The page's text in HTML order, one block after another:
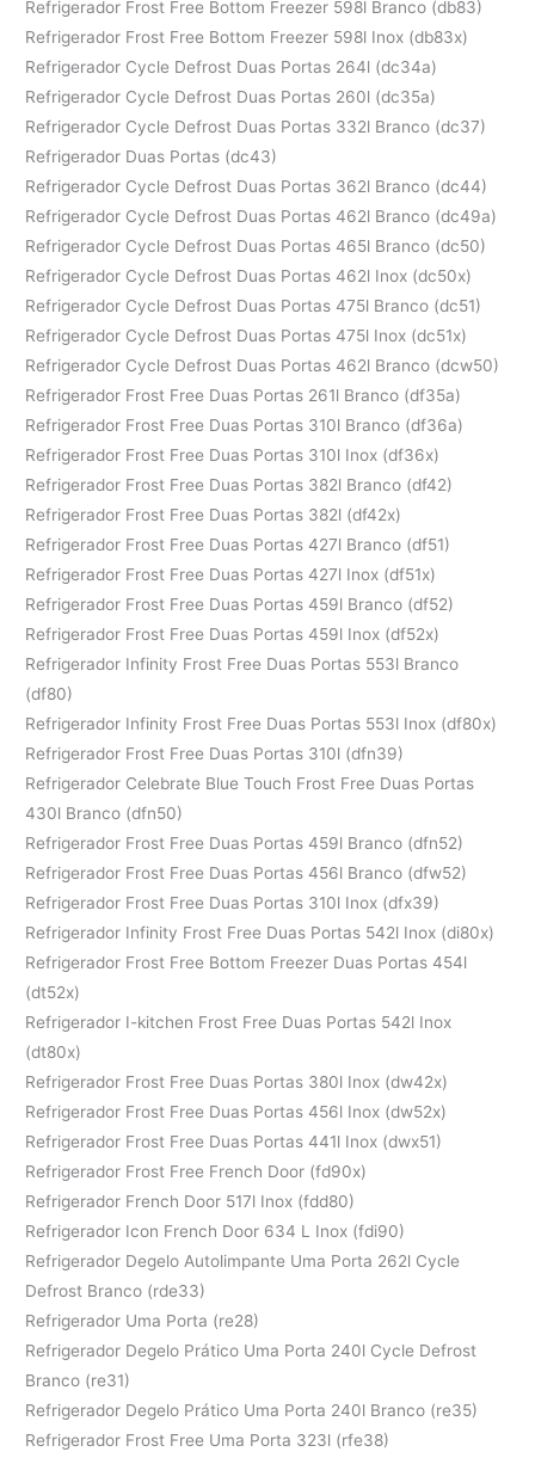
Refrigerador Frost Free Bottom Freezer 598l Branco (db83)
Refrigerador Frost Free Bottom Freezer 598l Inox (db83x)
Refrigerador Cycle Defrost Duas Portas 264l (dc34a)
Refrigerador Cycle Defrost Duas Portas 260l (dc35a)
Refrigerador Cycle Defrost Duas Portas 332l Branco (dc37)
Refrigerador Duas Portas (dc43)
Refrigerador Cycle Defrost Duas Portas 362l Branco (dc44)
Refrigerador Cycle Defrost Duas Portas 462l Branco (dc49a)
Refrigerador Cycle Defrost Duas Portas 465l Branco (dc50)
Refrigerador Cycle Defrost Duas Portas 462l Inox (dc50x)
Refrigerador Cycle Defrost Duas Portas 475l Branco (dc51)
Refrigerador Cycle Defrost Duas Portas 475l Inox (dc51x)
Refrigerador Cycle Defrost Duas Portas 462l Branco (dcw50)
Refrigerador Frost Free Duas Portas 261l Branco (df35a)
Refrigerador Frost Free Duas Portas 310l Branco (df36a)
Refrigerador Frost Free Duas Portas 310l Inox (df36x)
Refrigerador Frost Free Duas Portas 382l Branco (df42)
Refrigerador Frost Free Duas Portas 382l (df42x)
Refrigerador Frost Free Duas Portas 427l Branco (df51)
Refrigerador Frost Free Duas Portas 427l Inox (df51x)
Refrigerador Frost Free Duas Portas 459l Branco (df52)
Refrigerador Frost Free Duas Portas 459l Inox (df52x)
Refrigerador Infinity Frost Free Duas Portas 553l Branco
(df80)
Refrigerador Infinity Frost Free Duas Portas 553l Inox (df80x)
Refrigerador Frost Free Duas Portas 310l (dfn39)
Refrigerador Celebrate Blue Touch Frost Free Duas Portas
430l Branco (dfn50)
Refrigerador Frost Free Duas Portas 459l Branco (dfn52)
Refrigerador Frost Free Duas Portas 456l Branco (dfw52)
Refrigerador Frost Free Duas Portas 310l Inox (dfx39)
Refrigerador Infinity Frost Free Duas Portas 542l Inox (di80x)
Refrigerador Frost Free Bottom Freezer Duas Portas 454l
(dt52x)
Refrigerador I-kitchen Frost Free Duas Portas 542l Inox
(dt80x)
Refrigerador Frost Free Duas Portas 380l Inox (dw42x)
Refrigerador Frost Free Duas Portas 456l Inox (dw52x)
Refrigerador Frost Free Duas Portas 441l Inox (dwx51)
Refrigerador Frost Free French Door (fd90x)
Refrigerador French Door 517l Inox (fdd80)
Refrigerador Icon French Door 634 L Inox (fdi90)
Refrigerador Degelo Autolimpante Uma Porta 262l Cycle
Defrost Branco (rde33)
Refrigerador Uma Porta (re28)
Refrigerador Degelo Prático Uma Porta 240l Cycle Defrost
Branco (re31)
Refrigerador Degelo Prático Uma Porta 240l Branco (re35)
Refrigerador Frost Free Uma Porta 323l (rfe38)